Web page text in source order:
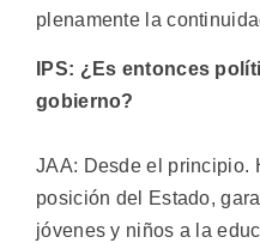
plenamente la
IPS: ¿Es entonces
gobierno?
JAA: Desde el principio.
posición del Estado,
jóvenes y niños a la